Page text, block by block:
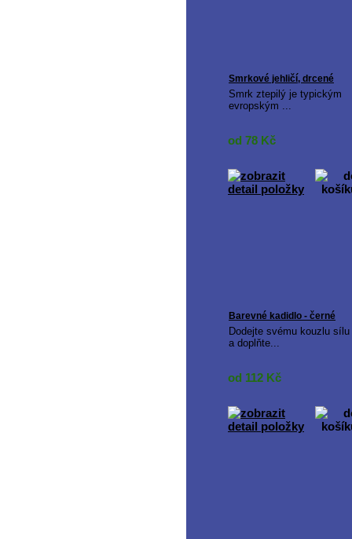
Smrkové jehličí, drcené
Smrk ztepilý je typickým
evropským ...
od 78 Kč
Barevné kadidlo - černé
Dodejte svému kouzlu sílu
a doplňte...
od 112 Kč